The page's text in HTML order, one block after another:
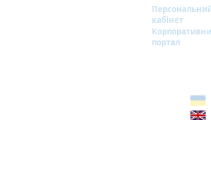
кабінет
портал